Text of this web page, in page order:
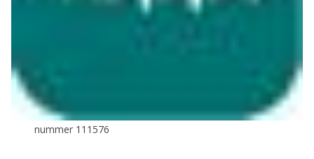
nummer 111576